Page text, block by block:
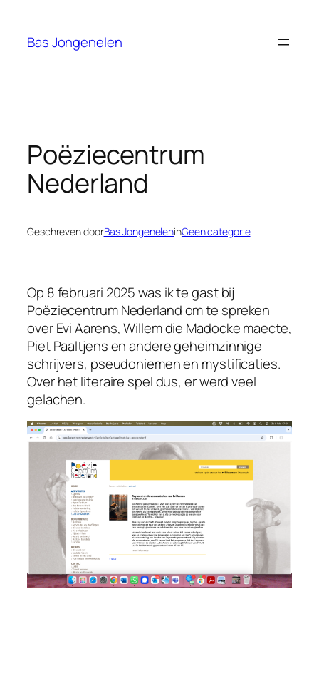
Bas Jongenelen
Poëziecentrum
Nederland
Geschreven doorBas JongeneleninGeen categorie
Op 8 februari 2025 was ik te gast bij
Poëziecentrum Nederland om te spreken
over Evi Aarens, Willem die Madocke maecte,
Piet Paaltjens en andere geheimzinnige
schrijvers, pseudoniemen en mystificaties.
Over het literaire spel dus, er werd veel
gelachen.